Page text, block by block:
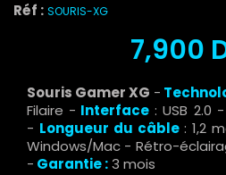
Réf : SOURIS-XG
7,900
Souris Gamer XG -
Filaire - Interface : USB 2.0 -
- Longueur du câble : 1,2
Windows/Mac - Rétro-
- Garantie :3 mois